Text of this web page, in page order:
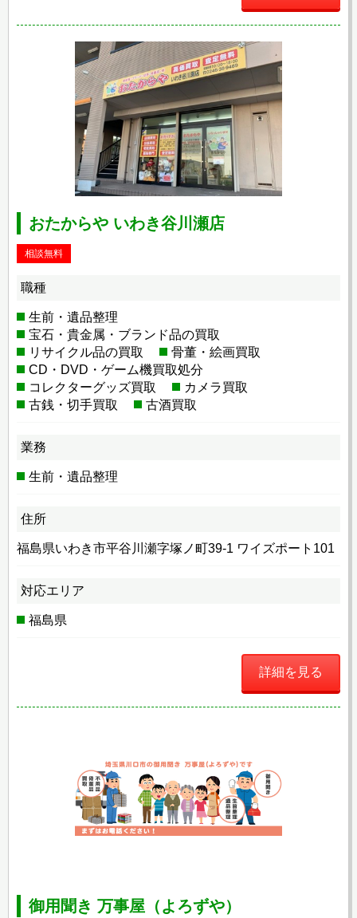
おたからや いわき谷川瀬店
相談無料
職種
生前・遺品整理
宝石・貴金属・ブランド品の買取
リサイクル品の買取
骨董・絵画買取
CD・DVD・ゲーム機買取処分
コレクターグッズ買取
カメラ買取
古銭・切手買取
古酒買取
業務
生前・遺品整理
住所
福島県いわき市平谷川瀬字塚ノ町39-1 ワイズポート101
対応エリア
福島県
詳細を見る
御用聞き 万事屋（よろずや）